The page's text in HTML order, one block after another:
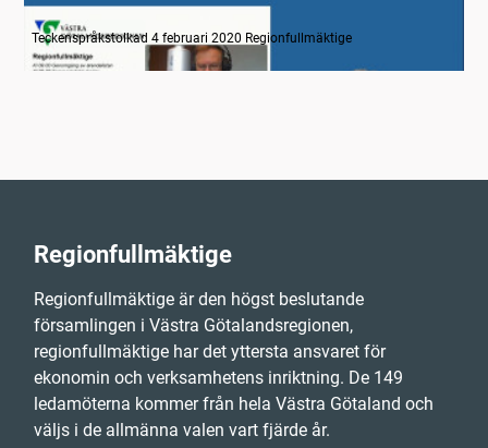
Information
Teckenspråkstolkad 4 februari 2020 Regionfullmäktige
Regionfullmäktige
Regionfullmäktige är den högst beslutande
församlingen i Västra Götalandsregionen,
regionfullmäktige har det yttersta ansvaret för
ekonomin och verksamhetens inriktning. De 149
ledamöterna kommer från hela Västra Götaland och
väljs i de allmänna valen vart fjärde år.